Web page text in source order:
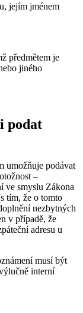
jejím jménem
předmětem je
jiného
podat
umožňuje podávat
–
ve smyslu Zákona
tím, že o tomto
nezbytných
v případě, že
adresu u
musí být
interní